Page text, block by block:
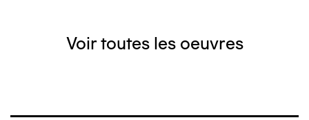
Voir toutes les oeuvres